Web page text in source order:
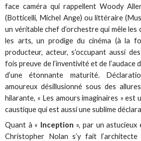
face caméra qui rappellent Woody
(Botticelli, Michel Ange) ou littéraire
un véritable chef d’orchestre qui mêle les
les arts, un prodige du cinéma (à la
producteur, acteur, s’occupant aussi
fois preuve de l’inventivité et de l’audace
d’une étonnante maturité.
amoureux désillusionné sous des
hilarante, « Les amours imaginaires » est
caustique qui est aussi une sublime
Quant à « Inception », par un astucieux
Christopher Nolan s’y fait